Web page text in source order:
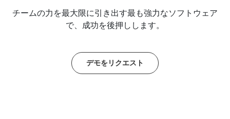
チームの力を最大限に引き出す最も強力なソフトウェア
で、成功を後押しします。
デモをリクエスト